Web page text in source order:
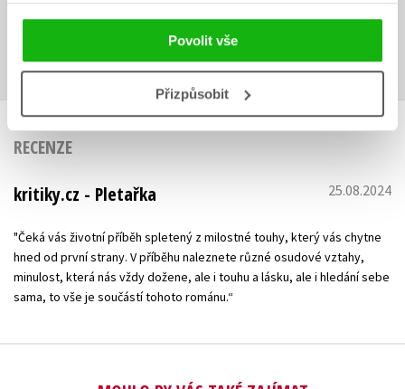
Povolit vše
Přizpůsobit
RECENZE
kritiky.cz - Pletařka
25.08.2024
"Čeká vás životní příběh spletený z milostné touhy, který vás chytne
hned od první strany. V příběhu naleznete různé osudové vztahy,
minulost, která nás vždy dožene, ale i touhu a lásku, ale i hledání sebe
sama, to vše je součástí tohoto románu.“